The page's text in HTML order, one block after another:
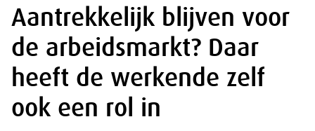
Aantrekkelijk blijven voor
de arbeidsmarkt? Daar
heeft de werkende zelf
ook een rol in